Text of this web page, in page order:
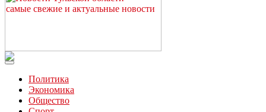
Читайте последние новости дня в Тульской области на сайте
Политика
Экономика
Общество